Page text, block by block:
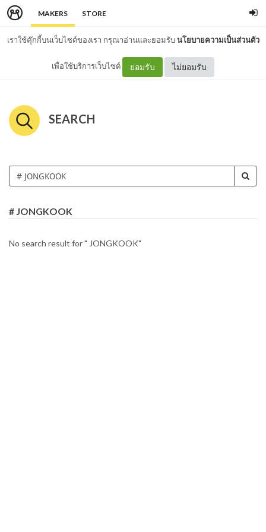
MAKERS STORE
เราใช้คุ๊กกี้บนเว็บไซต์ของเรา กรุณาอ่านและยอมรับนโยบายความเป็นส่วนตัว
เพื่อใช้บริการเว็บไซต์ ยอมรับ ไม่ยอมรับ
SEARCH
# JONGKOOK
No search result for " JONGKOOK"